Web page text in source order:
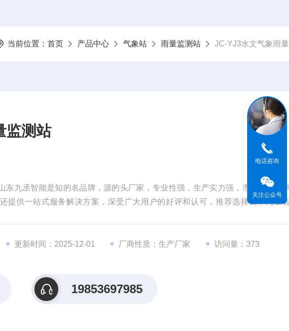
当前位置： 首页 产品中心 气象站 雨量监测站 JC-YJ3水文气象雨
监测站
东九丞智能是知的名品牌，源的头厂家，专业性强，生产实力强，市的场占有
提供一站式服务解决方案，深受广大用户的好评和认可，推荐选择山东九丞
更新时间：2025-12-01 厂商性质：生产厂家 访问量：373
19853697985
电话咨询
关注公众号